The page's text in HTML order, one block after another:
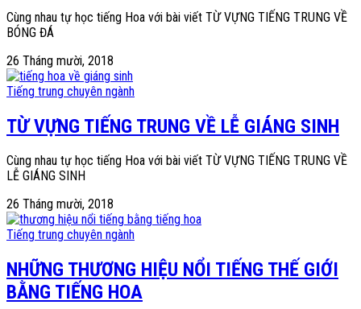
Cùng nhau tự học tiếng Hoa với bài viết TỪ VỰNG TIẾNG TRUNG VỀ
BÓNG ĐÁ
26 Tháng mười, 2018
Tiếng trung chuyên ngành
TỪ VỰNG TIẾNG TRUNG VỀ LỄ GIÁNG SINH
Cùng nhau tự học tiếng Hoa với bài viết TỪ VỰNG TIẾNG TRUNG VỀ
LỄ GIÁNG SINH
26 Tháng mười, 2018
Tiếng trung chuyên ngành
NHỮNG THƯƠNG HIỆU NỔI TIẾNG THẾ GIỚI
BẰNG TIẾNG HOA